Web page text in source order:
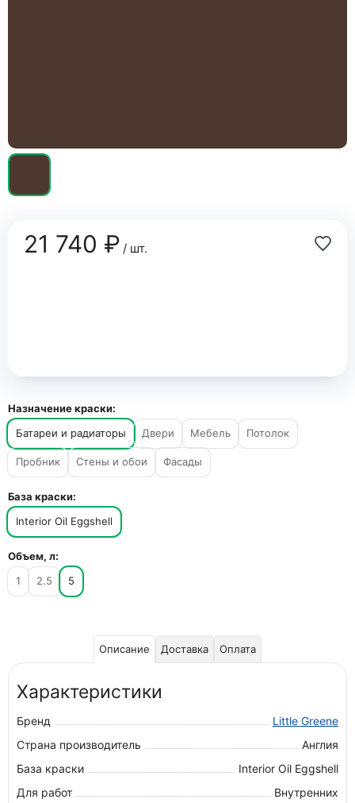
21 740 ₽/ шт.
Назначение краски:
Батареи и радиаторы
Двери Мебель Потолок
Пробник Стены и обои Фасады
База краски:
Interior Oil Eggshell
Объем, л:
1
2.5 5
Описание Доставка Оплата
Характеристики
Бренд
Little Greene
Страна производитель
Англия
База краски
Interior Oil Eggshell
Для работ
Внутренних